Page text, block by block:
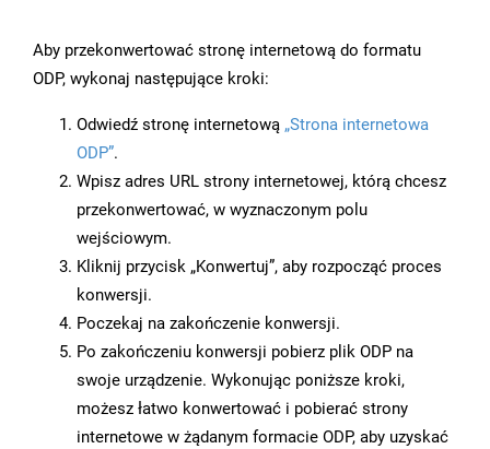
Aby przekonwertować stronę internetową do formatu
ODP, wykonaj następujące kroki:
Odwiedź stronę internetową „Strona internetowa
ODP”.
Wpisz adres URL strony internetowej, którą chcesz
przekonwertować, w wyznaczonym polu
wejściowym.
Kliknij przycisk „Konwertuj”, aby rozpocząć proces
konwersji.
Poczekaj na zakończenie konwersji.
Po zakończeniu konwersji pobierz plik ODP na
swoje urządzenie. Wykonując poniższe kroki,
możesz łatwo konwertować i pobierać strony
internetowe w żądanym formacie ODP, aby uzyskać